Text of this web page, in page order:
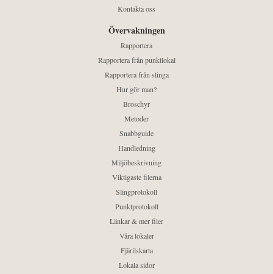
Kontakta oss
Övervakningen
Rapportera
Rapportera från punktlokal
Rapportera från slinga
Hur gör man?
Broschyr
Metoder
Snabbguide
Handledning
Miljöbeskrivning
Viktigaste filerna
Slingprotokoll
Punktprotokoll
Länkar & mer filer
Våra lokaler
Fjärilskarta
Lokala sidor